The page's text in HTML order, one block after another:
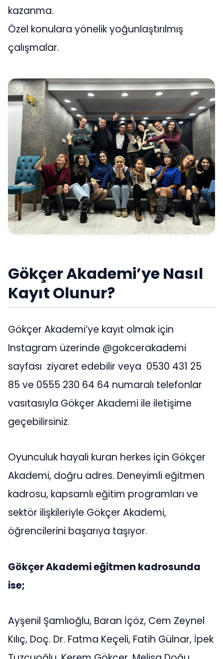
kazanma.
Özel konulara yönelik yoğunlaştırılmış
çalışmalar.
Gökçer Akademi’ye Nasıl
Kayıt Olunur?
Gökçer Akademi’ye kayıt olmak için
Instagram üzerinde @gokcerakademi
sayfası ziyaret edebilir veya 0530 431 25
85 ve 0555 230 64 64 numaralı telefonlar
vasıtasıyla Gökçer Akademi ile iletişime
geçebilirsiniz.
Oyunculuk hayali kuran herkes için Gökçer
Akademi, doğru adres. Deneyimli eğitmen
kadrosu, kapsamlı eğitim programları ve
sektör ilişkileriyle Gökçer Akademi,
öğrencilerini başarıya taşıyor.
Gökçer Akademi eğitmen kadrosunda
ise;
Ayşenil Şamlıoğlu, Baran İçöz, Cem Zeynel
Kılıç, Doç. Dr. Fatma Keçeli, Fatih Gülnar, İpek